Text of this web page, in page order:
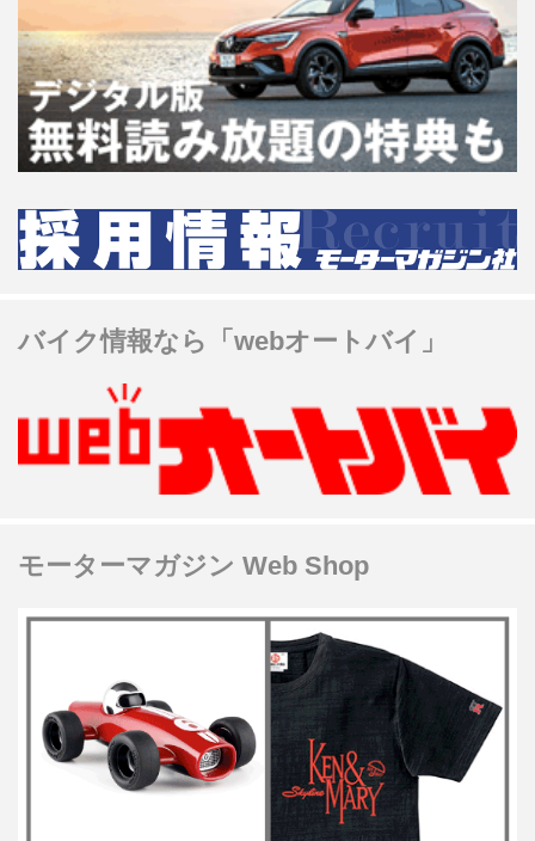
バイク情報なら「webオートバイ」
モーターマガジン Web Shop